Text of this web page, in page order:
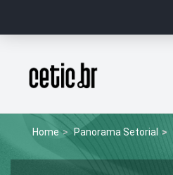
Página inicial
Home Panorama Setorial